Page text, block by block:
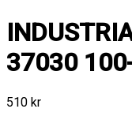
37030
510 kr